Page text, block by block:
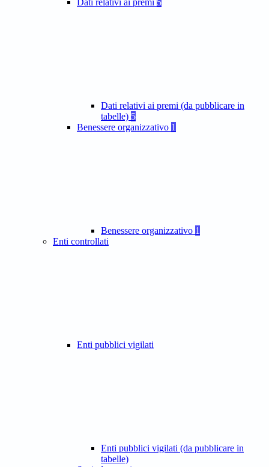
Dati relativi ai premi 5
Dati relativi ai premi (da pubblicare in
tabelle) 5
Benessere organizzativo 1
Benessere organizzativo 1
Enti controllati
Enti pubblici vigilati
Enti pubblici vigilati (da pubblicare in
tabelle)